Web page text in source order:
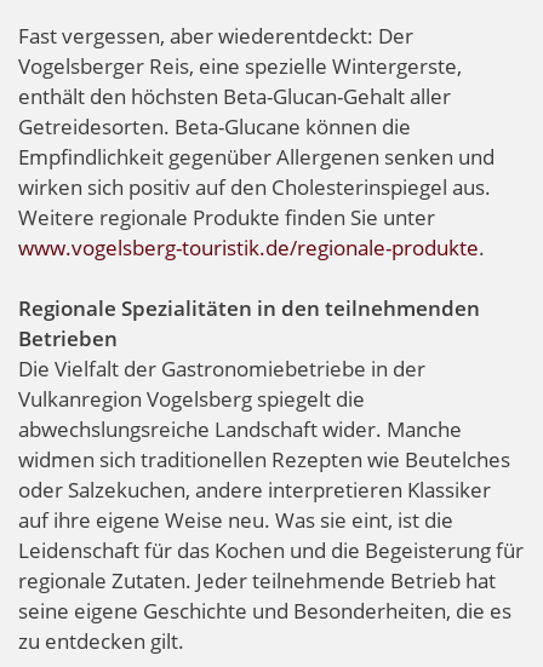
Fast vergessen, aber wiederentdeckt: Der
Vogelsberger Reis, eine spezielle Wintergerste,
enthält den höchsten Beta-Glucan-Gehalt aller
Getreidesorten. Beta-Glucane können die
Empfindlichkeit gegenüber Allergenen senken und
wirken sich positiv auf den Cholesterinspiegel aus.
Weitere regionale Produkte finden Sie unter
www.vogelsberg-touristik.de/regionale-produkte.
Regionale Spezialitäten in den teilnehmenden
Betrieben
Die Vielfalt der Gastronomiebetriebe in der
Vulkanregion Vogelsberg spiegelt die
abwechslungsreiche Landschaft wider. Manche
widmen sich traditionellen Rezepten wie Beutelches
oder Salzekuchen, andere interpretieren Klassiker
auf ihre eigene Weise neu. Was sie eint, ist die
Leidenschaft für das Kochen und die Begeisterung für
regionale Zutaten. Jeder teilnehmende Betrieb hat
seine eigene Geschichte und Besonderheiten, die es
zu entdecken gilt.